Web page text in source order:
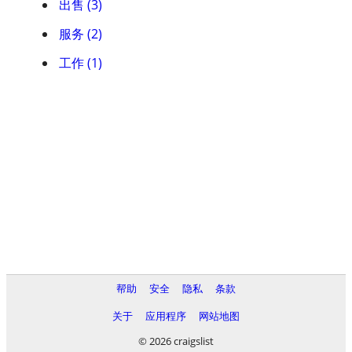
出售 (3)
服务 (2)
工作 (1)
帮助 安全 隐私
条款
关于
应用程序
网站地图
© 2026 craigslist